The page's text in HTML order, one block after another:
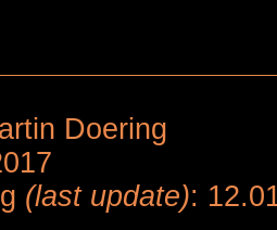
Doering
(last update):